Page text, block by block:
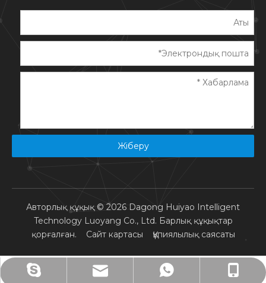
+86- 13015572082
+86 15976276909
info@dagonghuiyao.cn
+86 13015572082
Жіберу
Авторлық құқық © 2026 Dagong Huiyao Intelligent
Technology Luoyang Co., Ltd. Барлық құқықтар
қорғалған. Сайт картасы Құпиялылық саясаты